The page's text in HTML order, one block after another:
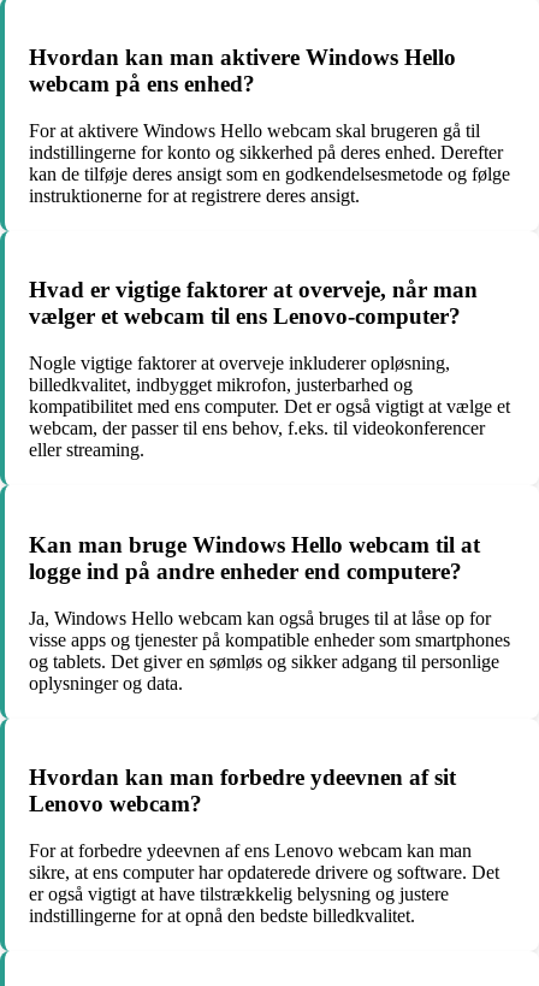
Hvordan kan man aktivere Windows Hello
webcam på ens enhed?
For at aktivere Windows Hello webcam skal brugeren gå til
indstillingerne for konto og sikkerhed på deres enhed. Derefter
kan de tilføje deres ansigt som en godkendelsesmetode og følge
instruktionerne for at registrere deres ansigt.
Hvad er vigtige faktorer at overveje, når man
vælger et webcam til ens Lenovo-computer?
Nogle vigtige faktorer at overveje inkluderer opløsning,
billedkvalitet, indbygget mikrofon, justerbarhed og
kompatibilitet med ens computer. Det er også vigtigt at vælge et
webcam, der passer til ens behov, f.eks. til videokonferencer
eller streaming.
Kan man bruge Windows Hello webcam til at
logge ind på andre enheder end computere?
Ja, Windows Hello webcam kan også bruges til at låse op for
visse apps og tjenester på kompatible enheder som smartphones
og tablets. Det giver en sømløs og sikker adgang til personlige
oplysninger og data.
Hvordan kan man forbedre ydeevnen af sit
Lenovo webcam?
For at forbedre ydeevnen af ens Lenovo webcam kan man
sikre, at ens computer har opdaterede drivere og software. Det
er også vigtigt at have tilstrækkelig belysning og justere
indstillingerne for at opnå den bedste billedkvalitet.